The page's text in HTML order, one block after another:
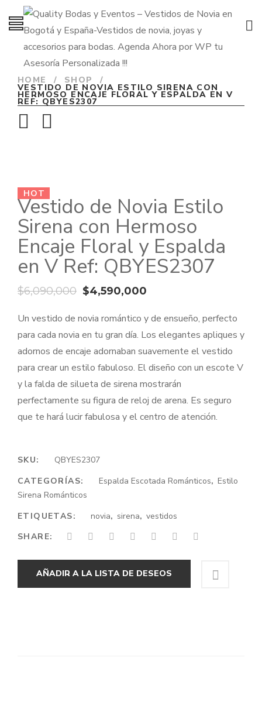
HOME / SHOP /
VESTIDO DE NOVIA ESTILO SIRENA CON
HERMOSO ENCAJE FLORAL Y ESPALDA EN V
REF: QBYES2307
HOT
Vestido de Novia Estilo
Sirena con Hermoso
Encaje Floral y Espalda
en V Ref: QBYES2307
$6,090,000 El
era:
$6,090,000.
$4,590,000
$4,590,000.
Un vestido de novia romántico y de ensueño, perfecto
para cada novia en tu gran día. Los elegantes apliques y
adornos de encaje adornaban suavemente el vestido
para crear un estilo fabuloso. El diseño con un escote V
y la falda de silueta de sirena mostrarán
perfectamente su figura de reloj de arena. Es seguro
que te hará lucir fabulosa y el centro de atención.
SKU:
QBYES2307
CATEGORÍAS:
Espalda Escotada Románticos, Estilo
Sirena Románticos
ETIQUETAS:
novia, sirena,vestidos
SHARE:
AÑADIR A LA LISTA DE DESEOS